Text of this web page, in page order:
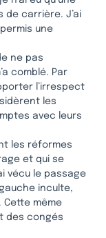
de carrière. J’ai
une
ne pas
comblé. Par
l’irrespect
les
avec leurs
les réformes
et qui se
vécu le passage
inculte,
Cette même
des congés